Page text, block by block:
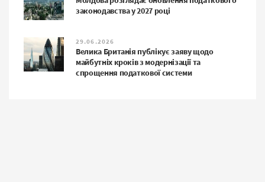
законодавства у 2027 році
29.06.2026
Велика Британія публікує заяву щодо
майбутніх кроків з модернізації та
спрощення податкової системи